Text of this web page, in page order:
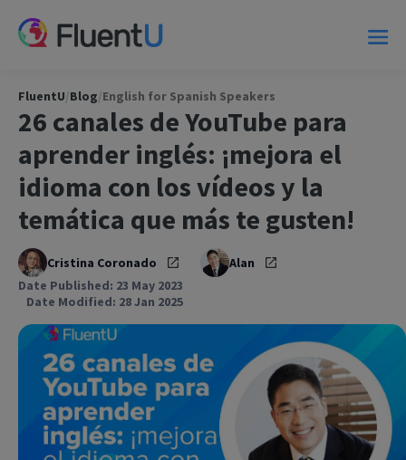
FluentU/Blog/English for Spanish Speakers
26 canales de YouTube para
aprender inglés: ¡mejora el
idioma con los vídeos y la
temática que más te gusten!
Cristina Coronado
Alan
Date Published: 23 May 2023
Date Modified: 28 Jan 2025